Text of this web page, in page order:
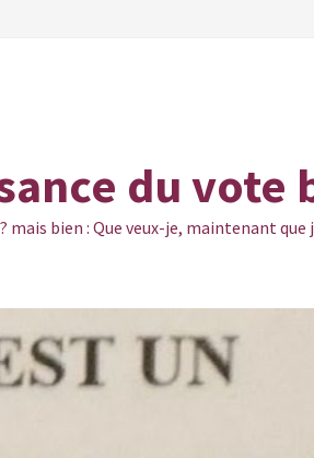
du vote
bien : Que veux-je, maintenant